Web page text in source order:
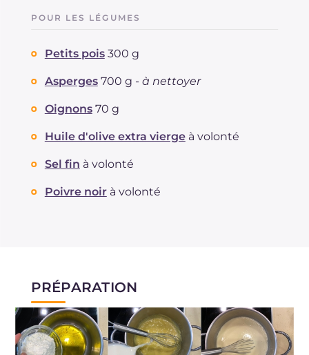
POUR LES LÉGUMES
Petits pois 300 g
Asperges 700 g - à nettoyer
Oignons 70 g
Huile d'olive extra vierge à volonté
Sel fin à volonté
Poivre noir à volonté
PRÉPARATION